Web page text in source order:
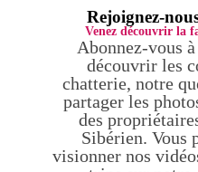
Rejoignez-
Venez découvrir la
Abonnez-vous
découvrir les
chatterie, notre
partager les
des
Sibérien. Vous
visionner nos